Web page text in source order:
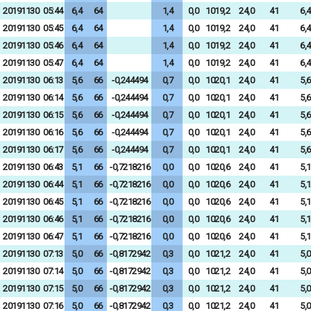
20191130 05:44 6,4 64 1,4 0,0 1019,2 24,0 41
6,4
20191130 05:45 6,4 64 1,4 0,0 1019,2 24,0 41
6,4
20191130 05:46 6,4 64 1,4 0,0 1019,2 24,0 41
6,4
20191130 05:47 6,4 64 1,4 0,0 1019,2 24,0 41
6,4
20191130 06:13 5,6 66 -0,244494 0,7 0,0 1020,1 24,0 41
5,6
20191130 06:14 5,6 66 -0,244494 0,7 0,0 1020,1 24,0 41
5,6
20191130 06:15 5,6 66 -0,244494 0,7 0,0 1020,1 24,0 41
5,6
20191130 06:16 5,6 66 -0,244494 0,7 0,0 1020,1 24,0 41
5,6
20191130 06:17 5,6 66 -0,244494 0,7 0,0 1020,1 24,0 41
5,6
20191130 06:43 5,1 66 -0,7218216 0,0 0,0 1020,6 24,0 41
5,1
20191130 06:44 5,1 66 -0,7218216 0,0 0,0 1020,6 24,0 41
5,1
20191130 06:45 5,1 66 -0,7218216 0,0 0,0 1020,6 24,0 41
5,1
20191130 06:46 5,1 66 -0,7218216 0,0 0,0 1020,6 24,0 41
5,1
20191130 06:47 5,1 66 -0,7218216 0,0 0,0 1020,6 24,0 41
5,1
20191130 07:13 5,0 66 -0,8172942 0,3 0,0 1021,2 24,0 41
5,0
20191130 07:14 5,0 66 -0,8172942 0,3 0,0 1021,2 24,0 41
5,0
20191130 07:15 5,0 66 -0,8172942 0,3 0,0 1021,2 24,0 41
5,0
20191130 07:16 5,0 66 -0,8172942 0,3 0,0 1021,2 24,0 41 5,0